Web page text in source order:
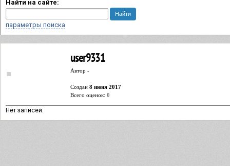
Найти на сайте:
параметры поиска
user9331
Автор -
Cоздан 8 июня 2017
Всего оценок: 0
Нет записей.